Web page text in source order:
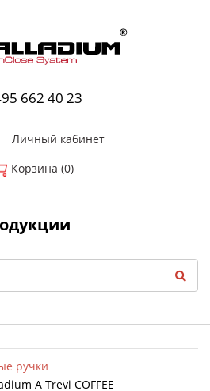
662 40 23
Личный кабинет
Корзина (0)
ручки
A Trevi COFFEE